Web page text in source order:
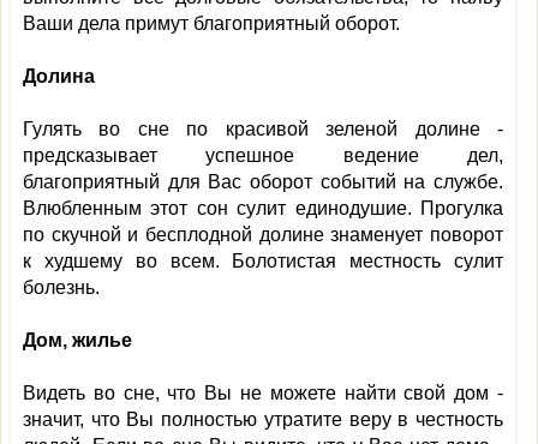
Ваши дела примут благоприятный оборот.
Долина
Гулять во сне по красивой зеленой долине -
предсказывает успешное ведение дел,
благоприятный для Вас оборот событий на службе.
Влюбленным этот сон сулит единодушие. Прогулка
по скучной и бесплодной долине знаменует поворот
к худшему во всем. Болотистая местность сулит
болезнь.
Дом, жилье
Видеть во сне, что Вы не можете найти свой дом -
значит, что Вы полностью утратите веру в честность